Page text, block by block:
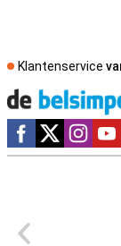
Klantenservice
Social media